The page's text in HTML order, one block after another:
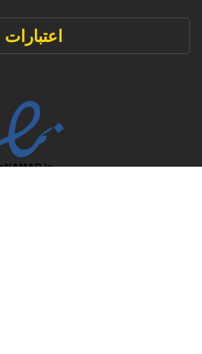
اعتبارات